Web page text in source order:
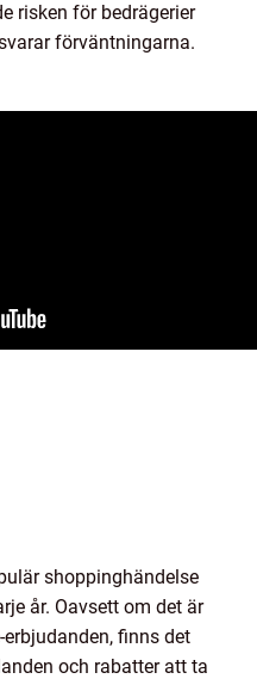
risken för bedrägerier
förväntningarna.
shoppinghändelse
år. Oavsett om det är
finns det
och rabatter att ta